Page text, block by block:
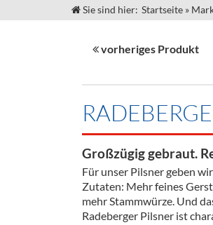
Jobs
Unser Liefergebiet
Termine
Sie sind hier: Startseite »
vorheriges Produkt
Großzügig gebraut.
Für unser Pilsner geben
Zutaten: Mehr feines
mehr Stammwürze. Und
Radeberger Pilsner ist